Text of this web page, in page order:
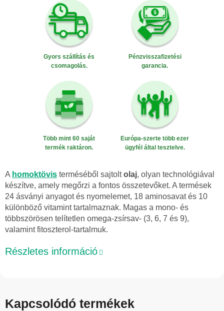
Gyors szállítás és
csomagolás.
Pénzvisszafizetési
garancia.
Több mint 60 saját
termék raktáron.
Európa-szerte több ezer
ügyfél által tesztelve.
A homoktövis terméséből sajtoltolaj, olyan technológiával
készítve, amely megőrzi a fontos összetevőket. A termések
24 ásványi anyagot és nyomelemet, 18 aminosavat és 10
különböző vitamint tartalmaznak. Magas a mono- és
többszörösen telítetlen omega-zsírsav- (3, 6, 7 és 9),
valamint fitoszterol-tartalmuk.
Részletes információ
Kapcsolódó termékek